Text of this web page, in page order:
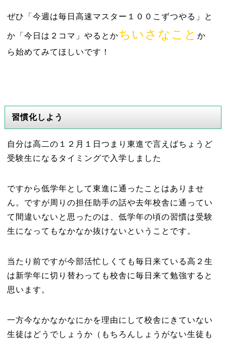
ぜひ「今週は毎日高速マスター１００こずつやる」と
か「今日は２コマ」やるとかちいさなこと か
ら始めてみてほしいです！
習慣化しよう
自分は高二の１２月１日つまり東進で言えばちょうど
受験生になるタイミングで入学しました
ですから低学年として東進に通ったことはありませ
ん。ですが周りの担任助手の話や去年校舎に通ってい
て間違いないと思ったのは、低学年の頃の習慣は受験
生になってもなかなか抜けないということです。
当たり前ですが今部活忙しくても毎日来ている高２生
は新学年に切り替わっても校舎に毎日来て勉強すると
思います。
一方今なかなかなにかを理由にして校舎にきていない
生徒はどうでしょうか（もちろんしょうがない生徒も